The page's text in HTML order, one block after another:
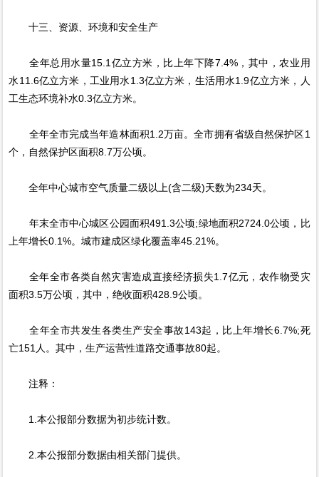
十三、资源、环境和安全生产
全年总用水量15.1亿立方米，比上年下降7.4%，其中，农业用
水11.6亿立方米，工业用水1.3亿立方米，生活用水1.9亿立方米，人
工生态环境补水0.3亿立方米。
全年全市完成当年造林面积1.2万亩。全市拥有省级自然保护区1
个，自然保护区面积8.7万公顷。
全年中心城市空气质量二级以上(含二级)天数为234天。
年末全市中心城区公园面积491.3公顷;绿地面积2724.0公顷，比
上年增长0.1%。城市建成区绿化覆盖率45.21%。
全年全市各类自然灾害造成直接经济损失1.7亿元，农作物受灾
面积3.5万公顷，其中，绝收面积428.9公顷。
全年全市共发生各类生产安全事故143起，比上年增长6.7%;死
亡151人。其中，生产运营性道路交通事故80起。
注释：
1.本公报部分数据为初步统计数。
2.本公报部分数据由相关部门提供。